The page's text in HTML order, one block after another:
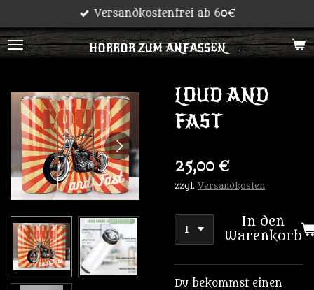
Hauptinhalt
springen
HORROR ZUM ANFASSEN
Versandkostenfrei ab 60€
LOUD AND
FAST
25,00 €
zzgl. Versandkosten
In den
Warenkorb
Du bekommst einen